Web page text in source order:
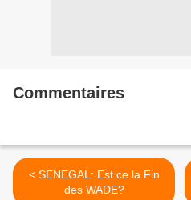
Commentaires
< SENEGAL: Est ce la Fin
des WADE?